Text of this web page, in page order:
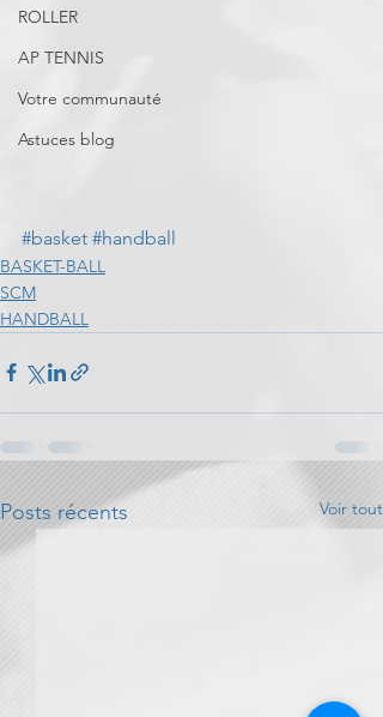
ROLLER
AP TENNIS
Votre communauté
Astuces blog
#basket #handball
BASKET-BALL
SCM
HANDBALL
Posts récents Voir tout